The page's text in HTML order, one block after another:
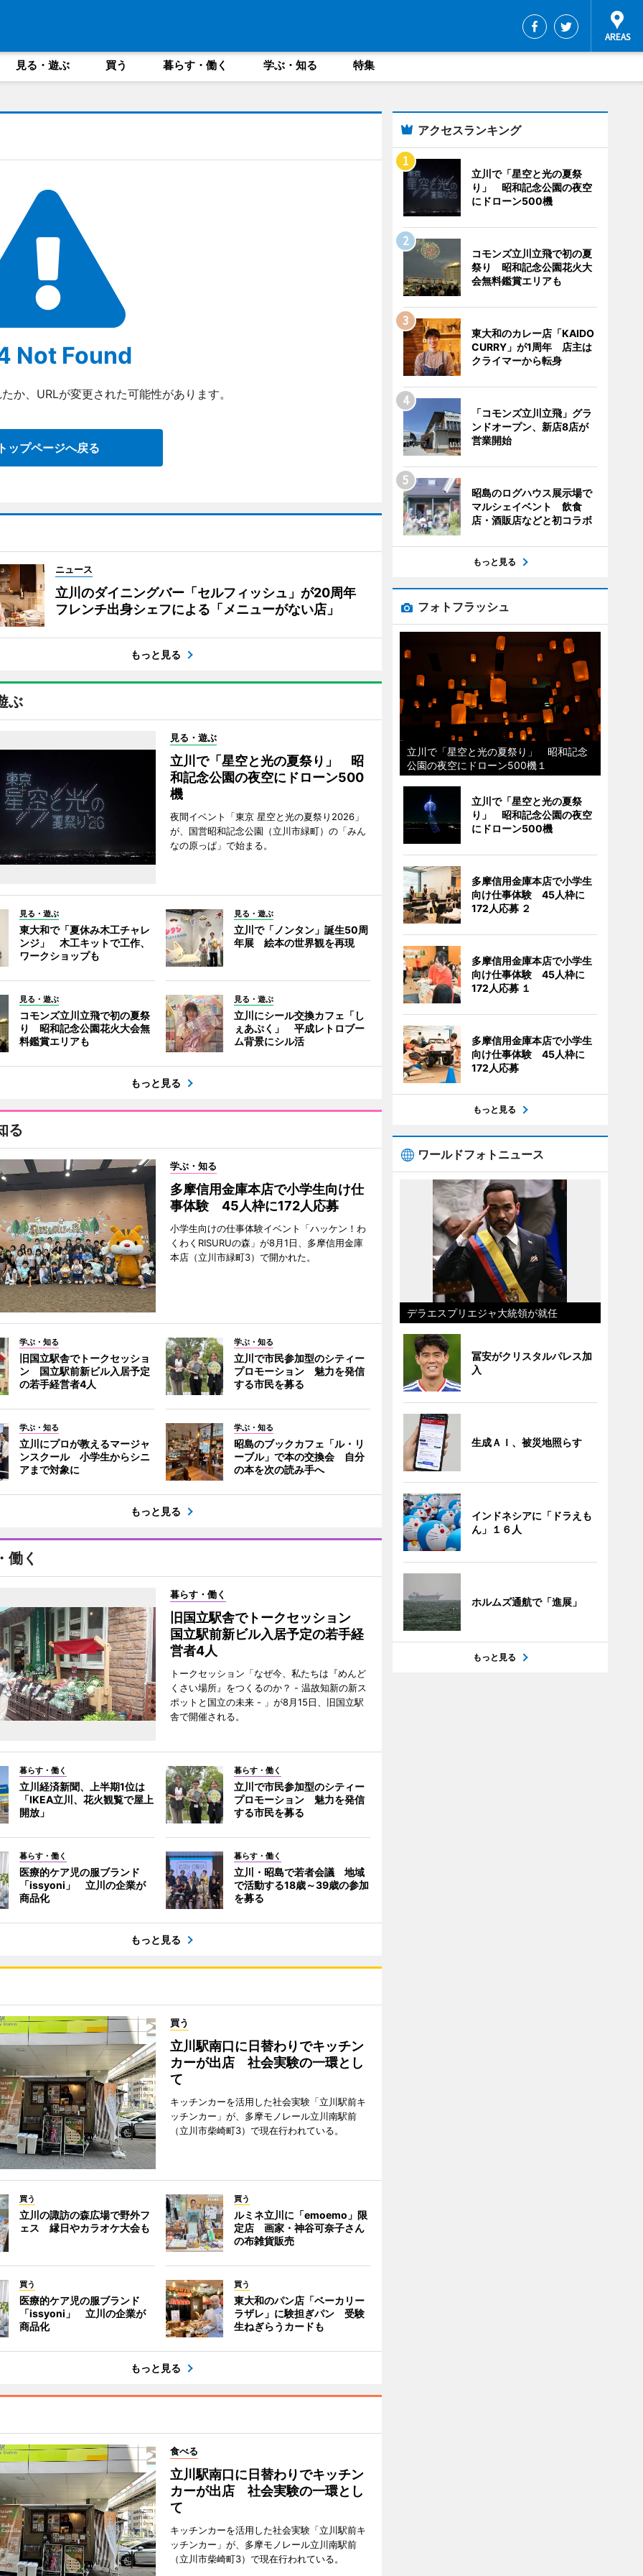
見る・遊ぶ 買う 暮らす・働く 学ぶ・知る 特集
Not Found
か、URLが変更された可能性があります。
ップページへ戻る
ニュース
立川のダイニングバー「セルフィッシュ」が20周年
フレンチ出身シェフによる「メニューがない店」
もっと見る
ぶ
見る・遊ぶ
立川で「星空と光の夏祭り」 昭
和記念公園の夜空にドローン500
機
夜間イベント「東京 星空と光の夏祭り2026」
が、国営昭和記念公園（立川市緑町）の「みん
なの原っぱ」で始まる。
見る・遊ぶ
東大和で「夏休み木工チャレ
ンジ」 木工キットで工作、
ワークショップも
見る・遊ぶ
立川で「ノンタン」誕生50周
年展 絵本の世界観を再現
見る・遊ぶ
コモンズ立川立飛で初の夏祭
り 昭和記念公園花火大会無
料鑑賞エリアも
見る・遊ぶ
立川にシール交換カフェ「し
ぇあぷく」 平成レトロブー
ム背景にシル活
もっと見る
る
学ぶ・知る
多摩信用金庫本店で小学生向け仕
事体験 45人枠に172人応募
小学生向けの仕事体験イベント「ハッケン！わ
くわくRISURUの森」が8月1日、多摩信用金庫
本店（立川市緑町3）で開かれた。
学ぶ・知る
旧国立駅舎でトークセッショ
ン 国立駅前新ビル入居予定
の若手経営者4人
学ぶ・知る
立川で市民参加型のシティー
プロモーション 魅力を発信
する市民を募る
学ぶ・知る
立川にプロが教えるマージャ
ンスクール 小学生からシニ
アまで対象に
学ぶ・知る
昭島のブックカフェ「ル・リ
ーブル」で本の交換会 自分
の本を次の読み手へ
もっと見る
働く
暮らす・働く
旧国立駅舎でトークセッション
国立駅前新ビル入居予定の若手経
営者4人
トークセッション「なぜ今、私たちは『めんど
くさい場所』をつくるのか？ - 温故知新の新ス
ポットと国立の未来 - 」が8月15日、旧国立駅
舎で開催される。
暮らす・働く
立川経済新聞、上半期1位は
「IKEA立川、花火観覧で屋上
開放」
暮らす・働く
立川で市民参加型のシティー
プロモーション 魅力を発信
する市民を募る
暮らす・働く
医療的ケア児の服ブランド
「issyoni」 立川の企業が
商品化
暮らす・働く
立川・昭島で若者会議 地域
で活動する18歳～39歳の参加
を募る
もっと見る
買う
立川駅南口に日替わりでキッチン
カーが出店 社会実験の一環とし
て
キッチンカーを活用した社会実験「立川駅前キ
ッチンカー」が、多摩モノレール立川南駅前
（立川市柴崎町3）で現在行われている。
買う
立川の諏訪の森広場で野外フ
ェス 縁日やカラオケ大会も
買う
ルミネ立川に「emoemo」限
定店 画家・神谷可奈子さん
の布雑貨販売
買う
医療的ケア児の服ブランド
「issyoni」 立川の企業が
商品化
買う
東大和のパン店「ベーカリー
ラザレ」に験担ぎパン 受験
生ねぎらうカードも
もっと見る
食べる
立川駅南口に日替わりでキッチン
カーが出店 社会実験の一環とし
て
キッチンカーを活用した社会実験「立川駅前キ
ッチンカー」が、多摩モノレール立川南駅前
（立川市柴崎町3）で現在行われている。
アクセスランキング
立川で「星空と光の夏祭
り」 昭和記念公園の夜空
にドローン500機
コモンズ立川立飛で初の夏
祭り 昭和記念公園花火大
会無料鑑賞エリアも
東大和のカレー店「KAIDO
CURRY」が1周年 店主は
クライマーから転身
「コモンズ立川立飛」グラ
ンドオープン、新店8店が
営業開始
昭島のログハウス展示場で
マルシェイベント 飲食
店・酒販店などと初コラボ
もっと見る
フォトフラッシュ
立川で「星空と光の夏祭り」 昭和記念
公園の夜空にドローン500機１
立川で「星空と光の夏祭
り」 昭和記念公園の夜空
にドローン500機
多摩信用金庫本店で小学生
向け仕事体験 45人枠に
172人応募 ２
多摩信用金庫本店で小学生
向け仕事体験 45人枠に
172人応募 １
多摩信用金庫本店で小学生
向け仕事体験 45人枠に
172人応募
もっと見る
ワールドフォトニュース
デラエスプリエジャ大統領が就任
冨安がクリスタルパレス加
入
生成ＡＩ、被災地照らす
インドネシアに「ドラえも
ん」１６人
ホルムズ通航で「進展」
もっと見る